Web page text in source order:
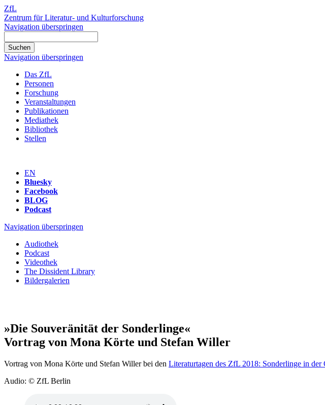
ZfL
Zentrum für Literatur- und Kulturforschung
Navigation überspringen
Navigation überspringen
Das ZfL
Personen
Forschung
Veranstaltungen
Publikationen
Mediathek
Bibliothek
Stellen
EN
Bluesky
Facebook
BLOG
Podcast
Navigation überspringen
Audiothek
Podcast
Videothek
The Dissident Library
Bildergalerien
»Die Souveränität der Sonderlinge«
Vortrag von Mona Körte und Stefan Willer
Vortrag von Mona Körte und Stefan Willer bei den Literaturtagen des ZfL 2018: Sonderlinge in der
Audio: © ZfL Berlin